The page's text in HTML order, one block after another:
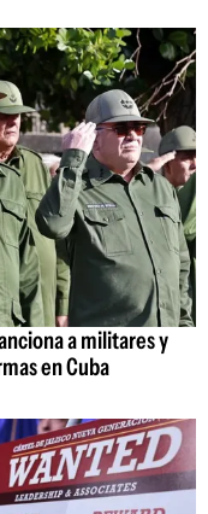
a militares y
en Cuba